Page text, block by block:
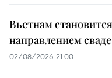
Вьетнам
направлением
02/08/2026 21:00